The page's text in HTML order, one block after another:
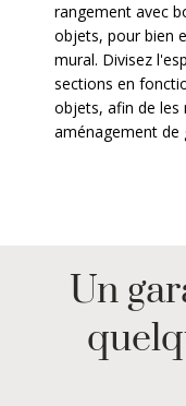
rangement avec
objets, pour bien
mural. Divisez
sections en
objets, afin de les
aménagement de
Un